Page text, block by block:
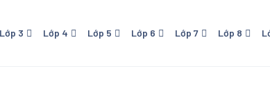
Lớp 3 Lớp 4 Lớp 5 Lớp 6 Lớp 7 Lớp 8